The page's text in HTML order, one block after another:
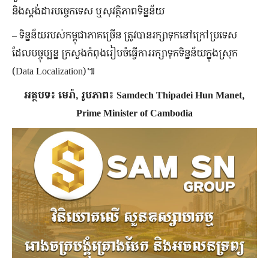
និង​ស្តង់ដារ​បច្ចេកទេស ឬ​សុវត្ថិភាព​ទិន្នន័យ
– ទិន្នន័យ​របស់​កម្ពុជា​ភាគច្រើន ត្រូវ​បាន​រក្សា​ទុក​នៅ​ក្រៅ​ប្រទេស
ដែល​បច្ចុប្បន្ន ក្រសួង​កំពុង​រៀបចំ​ធ្វើ​ការ​រក្សា​ទុក​ទិន្នន័យ​ក្នុងស្រុក
(Data Localization)៕
អត្ថបទ៖ មេរ៉ា, រូបភាព៖ Samdech Thipadei Hun Manet,
Prime Minister of Cambodia